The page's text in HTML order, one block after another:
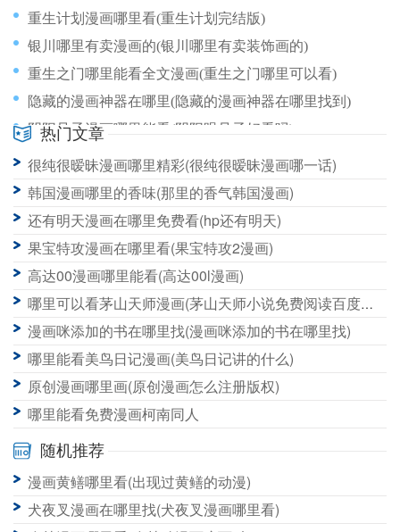
重生计划漫画哪里看(重生计划完结版)
银川哪里有卖漫画的(银川哪里有卖装饰画的)
重生之门哪里能看全文漫画(重生之门哪里可以看)
隐藏的漫画神器在哪里(隐藏的漫画神器在哪里找到)
阴阳见子漫画哪里能看(阴阳眼见子好看吗)
野画集哪里可以看漫画(野画集漫画在哪儿可以看)
通灵之王动画到漫画哪里(通灵王动漫有什么番外)
热门文章
很纯很暧昧漫画哪里精彩(很纯很暧昧漫画哪一话)
韩国漫画哪里的香味(那里的香气韩国漫画)
还有明天漫画在哪里免费看(hp还有明天)
果宝特攻漫画在哪里看(果宝特攻2漫画)
高达00漫画哪里能看(高达00l漫画)
哪里可以看茅山天师漫画(茅山天师小说免费阅读百度小说)
漫画咪添加的书在哪里找(漫画咪添加的书在哪里找)
哪里能看美鸟日记漫画(美鸟日记讲的什么)
原创漫画哪里画(原创漫画怎么注册版权)
哪里能看免费漫画柯南同人
随机推荐
漫画黄鳝哪里看(出现过黄鳝的动漫)
犬夜叉漫画在哪里找(犬夜叉漫画哪里看)